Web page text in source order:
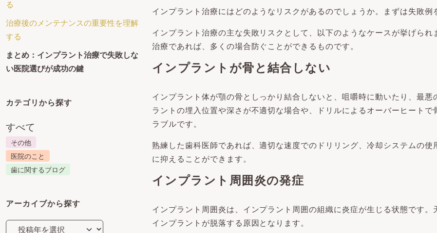
インプラント治療にはどのようなリスクがあるのでしょうか。まずは失敗例
インプラント治療の主な失敗リスクとして、以下のようなケースが挙げら
治療であれば、多くの場合防ぐことができるものです。
インプラントが骨と結合しない
インプラント体が顎の骨としっかり結合しないと、咀嚼時に動いたり、最
ラントの埋入位置や深さが不適切な場合や、ドリルによるオーバーヒート
ラブルです。
熟練した歯科医師であれば、適切な速度でのドリリング、冷却システムの
に抑えることができます。
インプラント周囲炎の発症
インプラント周囲炎は、インプラント周囲の組織に炎症が生じる状態です
インプラントが脱落する原因となります。
る
治療後のメンテナンスの重要性を理解
する
まとめ：インプラント治療で失敗しな
い医院選びが成功の鍵
カテゴリから探す
すべて
その他
医院のこと
歯に関するブログ
アーカイブから探す